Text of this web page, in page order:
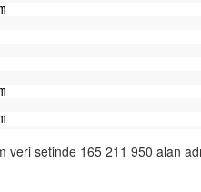
veri setinde 165 211 950 alan